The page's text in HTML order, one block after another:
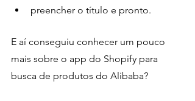
preencher o título e pronto.
E aí conseguiu conhecer um pouco
mais sobre o app do Shopify para
busca de produtos do Alibaba?